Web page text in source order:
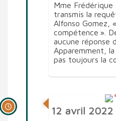
Mme Frédérique
transmis la
Alfonso Gomez,
compétence ».
aucune réponse
Apparemment,
pas toujours la
12 avril 2022